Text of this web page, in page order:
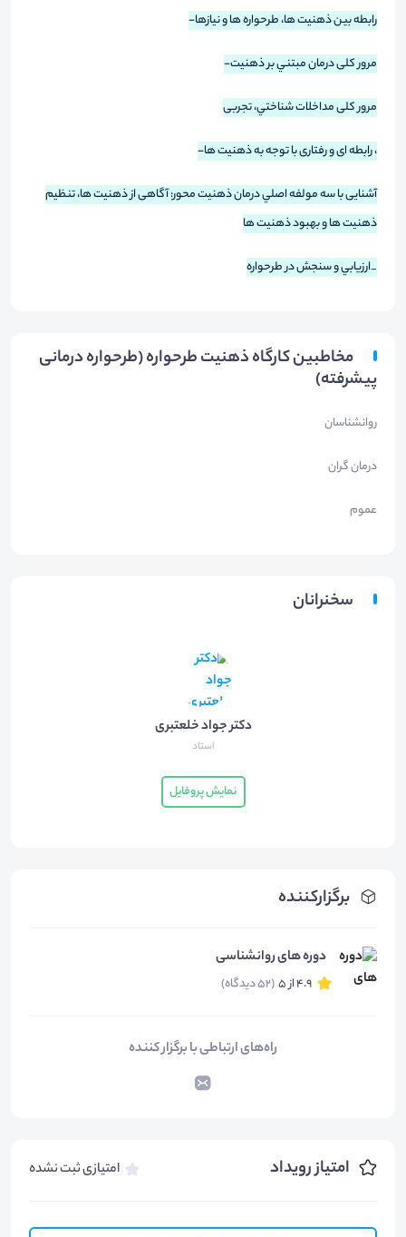
برگزارکننده
دوره های روانشناسی
4.9 از 5 (52 دیدگاه)
راه‌های ارتباطی با برگزار کننده
امتیاز رویداد امتیازی ثبت نشده
رابطه بين ذهنيت ها، طرحواره ها و نيازها-
مرور كلی درمان مبتني بر ذهنيت-
مرور كلی مداخلات شناختي، تجربی
، رابطه ای و رفتاری با توجه به ذهنيت ها-
آشنایی با سه مولفه اصلي درمان ذهنيت محور: آگاهی از ذهنيت ها، تنظيم
ذهنيت ها و بهبود ذهنيت ها
_ارزيابي و سنجش در طرحواره
مخاطبین کارگاه ذهنیت طرحواره (طرحواره درمانی
پیشرفته)
روانشناسان
درمان گران
عموم
سخنرانان
دکتر جواد خلعتبری
استاد
نمایش پروفایل